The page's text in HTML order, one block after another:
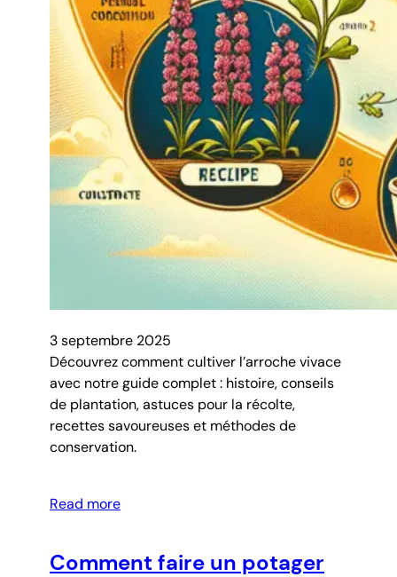
3 septembre 2025
Découvrez comment cultiver l’arroche vivace
avec notre guide complet : histoire, conseils
de plantation, astuces pour la récolte,
recettes savoureuses et méthodes de
conservation.
Read more
Comment faire un potager